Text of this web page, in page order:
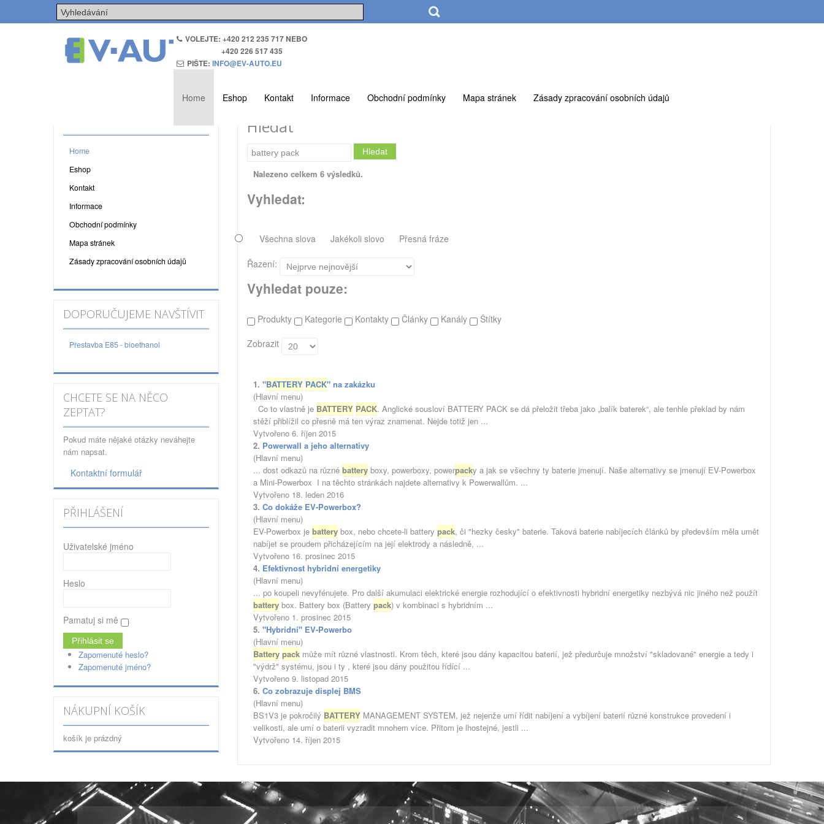
VOLEJTE: +420 212 235 717 NEBO
+420 226 517 435
PIŠTE: INFO@EV-AUTO.EU
Home Eshop Kontakt Informace Obchodní podmínky Mapa stránek Zásady zpracování osobních údajů
Hledat
Hledat
Nalezeno celkem 6 výsledků.
Vyhledat:
Všechna slova Jakékoli slovo Přesná fráze
Řazení:
Vyhledat pouze:
Produkty Kategorie Kontakty Články Kanály
Štítky
Zobrazit
1. "BATTERY PACK" na zakázku
(Hlavní menu)
Co to vlastně je BATTERY PACK. Anglické sousloví BATTERY PACK se dá přeložit třeba jako „balík baterek“, ale tenhle překlad by nám
stěží přiblížil co přesně má ten výraz znamenat. Nejde totiž jen ...
Vytvořeno 6. říjen 2015
2. Powerwall a jeho alternativy
(Hlavní menu)
... dost odkazů na různé battery boxy, powerboxy, powerpacky a jak se všechny ty baterie jmenují. Naše alternativy se jmenují EV-Powerbox
a Mini-Powerbox I na těchto stránkách najdete alternativy k Powerwallům. ...
Vytvořeno 18. leden 2016
3. Co dokáže EV-Powerbox?
(Hlavní menu)
EV-Powerbox je battery box, nebo chcete-li battery pack, či "hezky česky" baterie. Taková baterie nabíjecích článků by především měla umět
nabíjet se proudem přicházejícím na její elektrody a následně, ...
Vytvořeno 16. prosinec 2015
4. Efektivnost hybridní energetiky
(Hlavní menu)
... po koupeli nevyfénujete. Pro další akumulaci elektrické energie rozhodující o efektivnosti hybridní energetiky nezbývá nic jiného než použít
battery box. Battery box (Battery pack) v kombinaci s hybridním ...
Vytvořeno 1. prosinec 2015
5. "Hybridní" EV-Powerbo
(Hlavní menu)
Battery pack může mít různé vlastnosti. Krom těch, které jsou dány kapacitou baterií, jež předurčuje množství "skladované" energie a tedy i
"výdrž" systému, jsou i ty , které jsou dány použitou řídící ...
Vytvořeno 9. listopad 2015
6. Co zobrazuje displej BMS
(Hlavní menu)
BS1V3 je pokročilý BATTERY MANAGEMENT SYSTEM, jež nejenže umí řídit nabíjení a vybíjení baterií různé konstrukce provedení i
velikosti, ale umí o baterii vyzradit mnohem více. Přitom je lhostejné, jestli ...
Vytvořeno 14. říjen 2015
Home
Eshop
Kontakt
Informace
Obchodní podmínky
Mapa stránek
Zásady zpracování osobních údajů
DOPORUČUJEME NAVŠTÍVIT
Přestavba E85 - bioethanol
CHCETE SE NA NĚCO
ZEPTAT?
Pokud máte nějaké otázky neváhejte
nám napsat.
Kontaktní formulář
PŘIHLÁŠENÍ
Uživatelské jméno
Heslo
Pamatuj si mě
Zapomenuté heslo?
Zapomenuté jméno?
NÁKUPNÍ KOŠÍK
košík je prázdný